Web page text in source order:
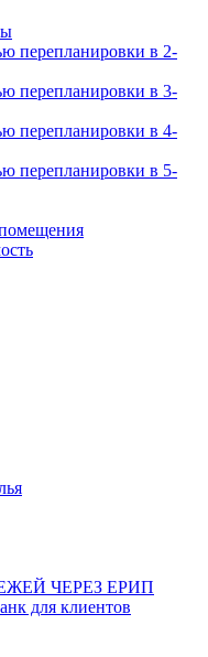
перепланировки в 2-
перепланировки в 3-
перепланировки в 4-
перепланировки в 5-
ЧЕРЕЗ ЕРИП
для клиентов